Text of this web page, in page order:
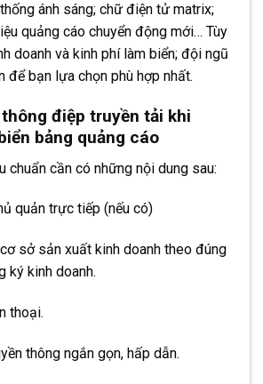
ánh sáng; chữ điện tử matrix;
quảng cáo chuyển động mới… Tùy
doanh và kinh phí làm biển; đội ngũ
để bạn lựa chọn phù hợp nhất.
điệp truyền tải khi
bảng quảng cáo
chuẩn cần có những nội dung sau:
quản trực tiếp (nếu có)
sở sản xuất kinh doanh theo đúng
ký kinh doanh.
thoại.
thông ngắn gọn, hấp dẫn.